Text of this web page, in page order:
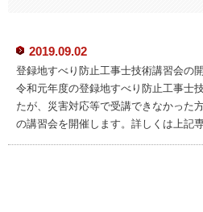
2019.09.02
登録地すべり防止工事士技術講習会の
令和元年度の登録地すべり防止工事士
たが、災害対応等で受講できなかった
の講習会を開催します。詳しくは上記